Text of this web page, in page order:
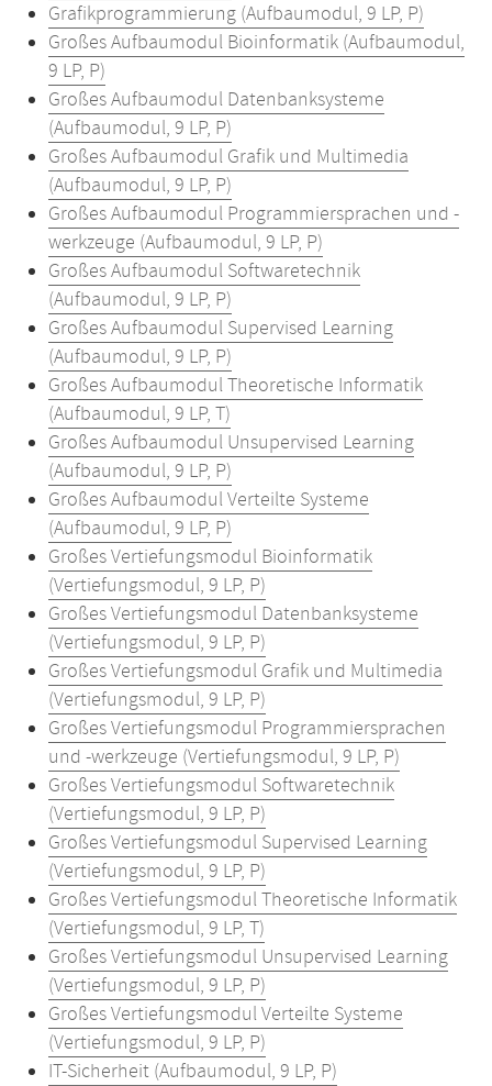
Grafikprogrammierung (Aufbaumodul, 9 LP, P)
Großes Aufbaumodul Bioinformatik (Aufbaumodul,
9 LP, P)
Großes Aufbaumodul Datenbanksysteme
(Aufbaumodul, 9 LP, P)
Großes Aufbaumodul Grafik und Multimedia
(Aufbaumodul, 9 LP, P)
Großes Aufbaumodul Programmiersprachen und -
werkzeuge (Aufbaumodul, 9 LP, P)
Großes Aufbaumodul Softwaretechnik
(Aufbaumodul, 9 LP, P)
Großes Aufbaumodul Supervised Learning
(Aufbaumodul, 9 LP, P)
Großes Aufbaumodul Theoretische Informatik
(Aufbaumodul, 9 LP, T)
Großes Aufbaumodul Unsupervised Learning
(Aufbaumodul, 9 LP, P)
Großes Aufbaumodul Verteilte Systeme
(Aufbaumodul, 9 LP, P)
Großes Vertiefungsmodul Bioinformatik
(Vertiefungsmodul, 9 LP, P)
Großes Vertiefungsmodul Datenbanksysteme
(Vertiefungsmodul, 9 LP, P)
Großes Vertiefungsmodul Grafik und Multimedia
(Vertiefungsmodul, 9 LP, P)
Großes Vertiefungsmodul Programmiersprachen
und -werkzeuge (Vertiefungsmodul, 9 LP, P)
Großes Vertiefungsmodul Softwaretechnik
(Vertiefungsmodul, 9 LP, P)
Großes Vertiefungsmodul Supervised Learning
(Vertiefungsmodul, 9 LP, P)
Großes Vertiefungsmodul Theoretische Informatik
(Vertiefungsmodul, 9 LP, T)
Großes Vertiefungsmodul Unsupervised Learning
(Vertiefungsmodul, 9 LP, P)
Großes Vertiefungsmodul Verteilte Systeme
(Vertiefungsmodul, 9 LP, P)
IT-Sicherheit (Aufbaumodul, 9 LP, P)